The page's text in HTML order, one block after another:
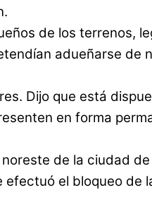
de los terrenos,
adueñarse de
Dijo que está
en forma
de la ciudad
el bloqueo de